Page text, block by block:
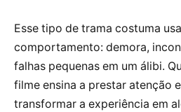
Esse tipo de trama costuma
comportamento: demora,
falhas pequenas em um álibi.
filme ensina a prestar atenção
transformar a experiência em